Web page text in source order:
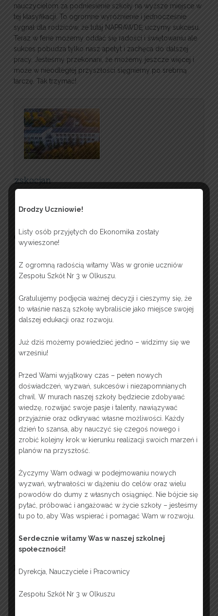
nauczycielom za podniesienie szkoły na wyższe miejsce w
tej klasyfikacji. To ogromne wyróżnienie i jednocześnie
sygnał dla rodziców, że tutaj NAPRAWDĘ uczymy sukcesu.
Teraz w ferie możemy oddać się radości i świętowaniu ale
sukces pobudza tylko nasz apetyt i zachęca do dalszej
pracy. Jesteśmy przekonani, że możemy jeszcze więcej i
może w nieodległej przyszłości sięgniemy po srebrną
tarczę. Tak trzymać!
zskocjan
OFERTA EDUKACYJNA 2026
FACEBOOK
Drodzy Uczniowie!
Listy osób przyjętych do Ekonomika zostały
wywieszone!
Z ogromną radością witamy Was w gronie uczniów
Zespołu Szkół Nr 3 w Olkuszu.
Gratulujemy podjęcia ważnej decyzji i cieszymy się, że
to właśnie naszą szkołę wybraliście jako miejsce swojej
dalszej edukacji oraz rozwoju.
Już dziś możemy powiedzieć jedno – widzimy się we
wrześniu!
Przed Wami wyjątkowy czas – pełen nowych
doświadczeń, wyzwań, sukcesów i niezapomnianych
chwil. W murach naszej szkoły będziecie zdobywać
wiedzę, rozwijać swoje pasje i talenty, nawiązywać
przyjaźnie oraz odkrywać własne możliwości. Każdy
dzień to szansa, aby nauczyć się czegoś nowego i
zrobić kolejny krok w kierunku realizacji swoich marzeń i
planów na przyszłość.
Życzymy Wam odwagi w podejmowaniu nowych
wyzwań, wytrwałości w dążeniu do celów oraz wielu
powodów do dumy z własnych osiągnięć. Nie bójcie się
pytać, próbować i angażować w życie szkoły – jesteśmy
tu po to, aby Was wspierać i pomagać Wam w rozwoju.
Serdecznie witamy Was w naszej szkolnej
społeczności!
Dyrekcja, Nauczyciele i Pracownicy
Zespołu Szkół Nr 3 w Olkuszu